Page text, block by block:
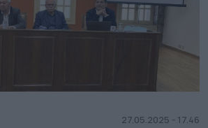
27.05.2025 - 17.46